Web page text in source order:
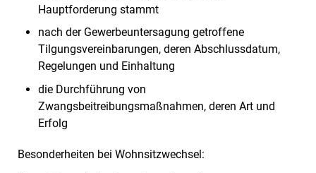
Hauptforderung stammt
nach der Gewerbeuntersagung getroffene
Tilgungsvereinbarungen, deren Abschlussdatum,
Regelungen und Einhaltung
die Durchführung von
Zwangsbeitreibungsmaßnahmen, deren Art und
Erfolg
Besonderheiten bei Wohnsitzwechsel: